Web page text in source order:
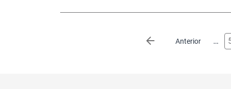
Anterior
Página anterior …